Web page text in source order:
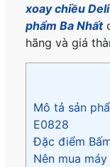
xoay chiều
phẩm Ba Nhất
hãng và giá
Mô tả sản
E0828
Đặc điểm
Nên mua